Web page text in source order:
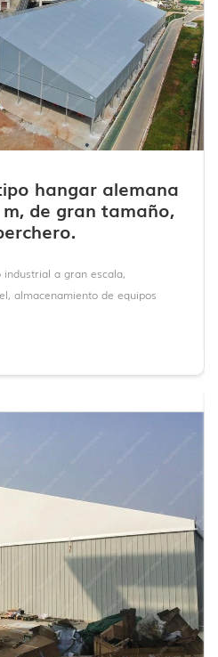
hangar alemana
de gran tamaño,
a gran escala,
almacenamiento de equipos
m)
6061-T6
850 g
Paredes laterales selladas de uso
alta resistencia, adaptación para